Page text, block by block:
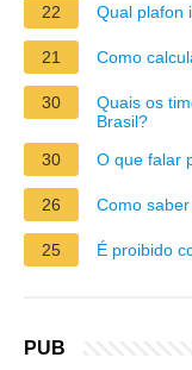
22
Qual plafon
21 Como
30
Quais os
Brasil?
30
O que falar
26 Como
25 É proibido
PUB